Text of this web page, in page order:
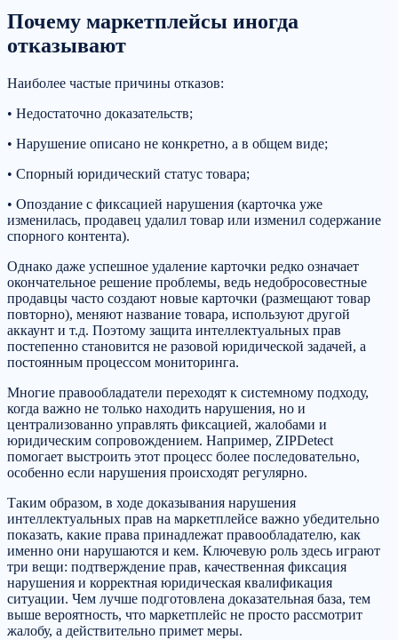
Почему маркетплейсы иногда
отказывают
Наиболее частые причины отказов:
• Недостаточно доказательств;
• Нарушение описано не конкретно, а в общем виде;
• Спорный юридический статус товара;
• Опоздание с фиксацией нарушения (карточка уже
изменилась, продавец удалил товар или изменил содержание
спорного контента).
Однако даже успешное удаление карточки редко означает
окончательное решение проблемы, ведь недобросовестные
продавцы часто создают новые карточки (размещают товар
повторно), меняют название товара, используют другой
аккаунт и т.д. Поэтому защита интеллектуальных прав
постепенно становится не разовой юридической задачей, а
постоянным процессом мониторинга.
Многие правообладатели переходят к системному подходу,
когда важно не только находить нарушения, но и
централизованно управлять фиксацией, жалобами и
юридическим сопровождением. Например, ZIPDetect
помогает выстроить этот процесс более последовательно,
особенно если нарушения происходят регулярно.
Таким образом, в ходе доказывания нарушения
интеллектуальных прав на маркетплейсе важно убедительно
показать, какие права принадлежат правообладателю, как
именно они нарушаются и кем. Ключевую роль здесь играют
три вещи: подтверждение прав, качественная фиксация
нарушения и корректная юридическая квалификация
ситуации. Чем лучше подготовлена доказательная база, тем
выше вероятность, что маркетплейс не просто рассмотрит
жалобу, а действительно примет меры.